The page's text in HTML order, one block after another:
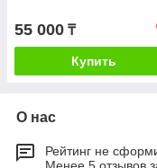
55 000 ₸
Купить
О нас
Рейтинг не